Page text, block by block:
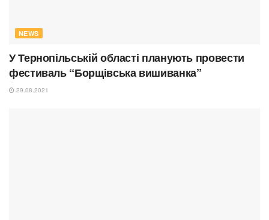
NEWS
У Тернопільській області планують провести
фестиваль “Борщівська вишиванка”
29.08.2021